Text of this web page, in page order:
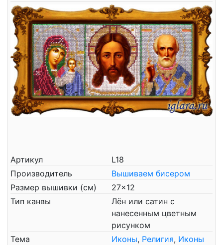
Артикул
L18
Производитель
Вышиваем бисером
Размер вышивки (см)
27x12
Тип канвы
Лён или сатин с
нанесенным цветным
рисунком
Тема
Иконы, Религия, Иконы